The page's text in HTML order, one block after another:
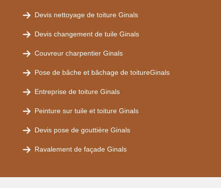
Devis nettoyage de toiture Ginals
Devis changement de tuile Ginals
Couvreur charpentier Ginals
Pose de bâche et bâchage de toitureGinals
Entreprise de toiture Ginals
Peinture sur tuile et toiture Ginals
Devis pose de gouttière Ginals
Ravalement de façade Ginals